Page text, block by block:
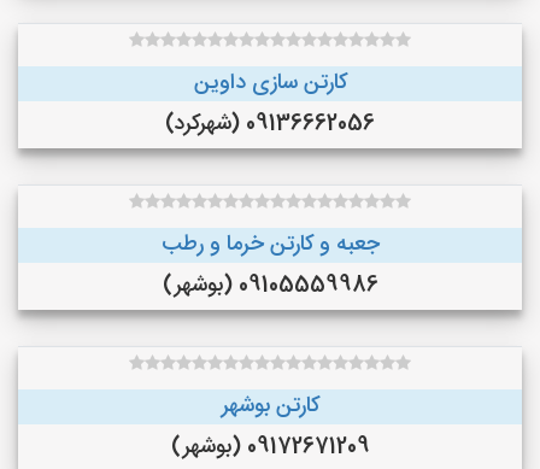
کارتن سازی داوین
09136662056 (شهرکرد)
جعبه و کارتن خرما و‌ رطب
09105559986 (بوشهر)
کارتن بوشهر
09172671209 (بوشهر)